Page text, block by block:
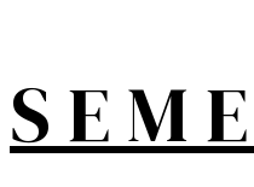
S E M